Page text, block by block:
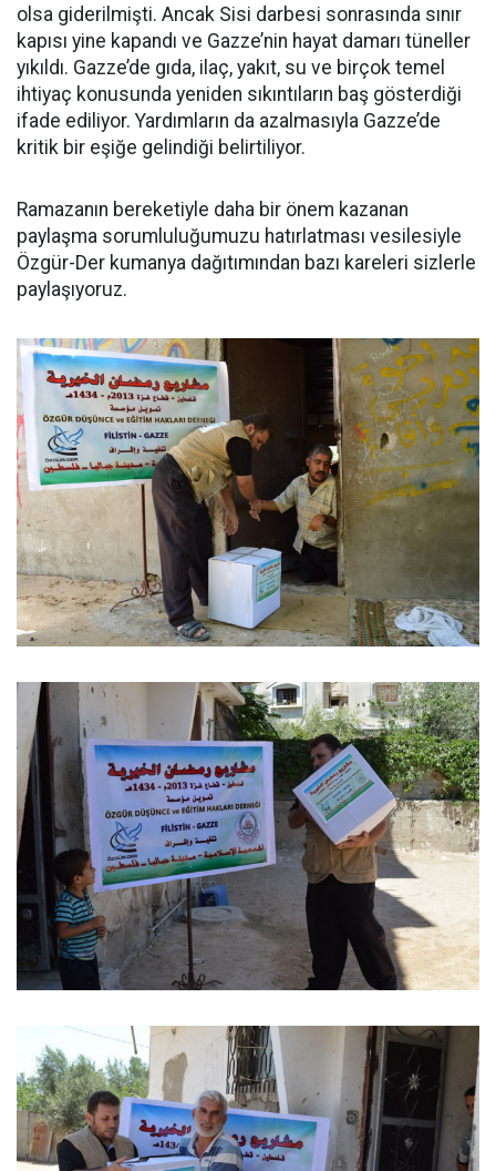
olsa giderilmişti. Ancak Sisi darbesi sonrasında sınır
kapısı yine kapandı ve Gazze’nin hayat damarı tüneller
yıkıldı. Gazze’de gıda, ilaç, yakıt, su ve birçok temel
ihtiyaç konusunda yeniden sıkıntıların baş gösterdiği
ifade ediliyor. Yardımların da azalmasıyla Gazze’de
kritik bir eşiğe gelindiği belirtiliyor.
Ramazanın bereketiyle daha bir önem kazanan
paylaşma sorumluluğumuzu hatırlatması vesilesiyle
Özgür-Der kumanya dağıtımından bazı kareleri sizlerle
paylaşıyoruz.